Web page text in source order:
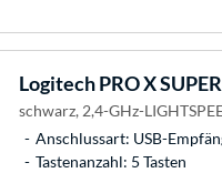
LogitechPRO X
schwarz, 2,4-GHz-
Anschlussart: USB-
Tastenanzahl: 5 Tasten